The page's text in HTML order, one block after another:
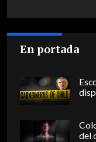
En portada
del